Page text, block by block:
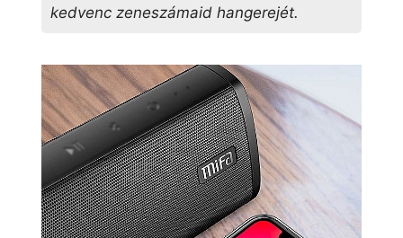
kedvenc zeneszámaid hangerejét.